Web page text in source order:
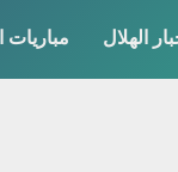
الهلال مباريات